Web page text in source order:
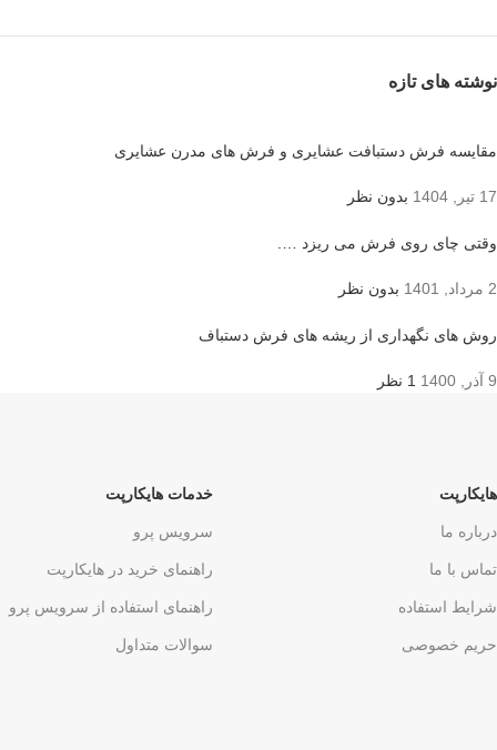
نوشته های تازه
مقایسه فرش دستبافت عشایری و فرش های مدرن عشایری
17 تیر, 1404 بدون نظر
وقتی چای روی فرش می ریزد ….
2 مرداد, 1401 بدون نظر
روش های نگهداری از ریشه های فرش دستباف
9 آذر, 1400 1 نظر
هایکارپت
درباره ما
تماس با ما
شرایط استفاده
حریم خصوصی
خدمات هایکارپت
سرویس پرو
راهنمای خرید در هایکارپت
راهنمای استفاده از سرویس پرو
سوالات متداول